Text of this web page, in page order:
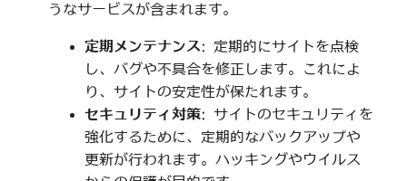
うなサービスが含まれます。
定期メンテナンス: 定期的にサイトを点検
し、バグや不具合を修正します。これによ
り、サイトの安定性が保たれます。
セキュリティ対策: サイトのセキュリティを
強化するために、定期的なバックアップや
更新が行われます。ハッキングやウイルス